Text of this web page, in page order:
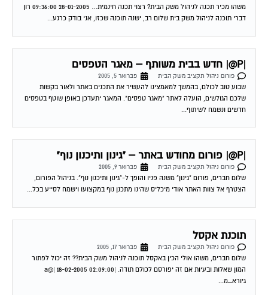
דברי תוכנה לניהול משק בית שלום רב, ישנה תוכנה שכזו, אני בודק כרגע...
|P@| חדש בבית משותף – מאגר הטפסים
פורום ניהול תקציב משק הבית
פברואר 5, 2005
שבוע טוב לכולם, בהמשך למאמצינו להעשיר את התכנים באתר ולאור בקשות
שלכם הגולשים, הועלה לאתר "מאגר טפסים". המאגר יתעדכן באופן שוטף בטפסים
חדשים ונשמח לשיתוף...
|P@| פורום מחודש באתר – "גינון ותיכנון נוף"
פורום ניהול תקציב משק הבית
פברואר 9, 2005
שלום חברים, פורום "גינון" משנה פניו והופך ל-"גינון ותיכנון נוף". בניהול הפורום,
הצטרף אל צוות האתר אודי מיכליס שהינו מתכנן נוף במקצועו וישמח לסייע בכל...
תוכנת אקסל
פורום ניהול תקציב משק הבית
שלום חברים, משהו אולי הכין באקסל תוכנה לניהול משק הבית?? זה יכול לפתור
המון שאלות ובעיות אם זה יפורסם לכולם תודה. |a@| 18-02-2005 02:09:00
גיורא_מ...